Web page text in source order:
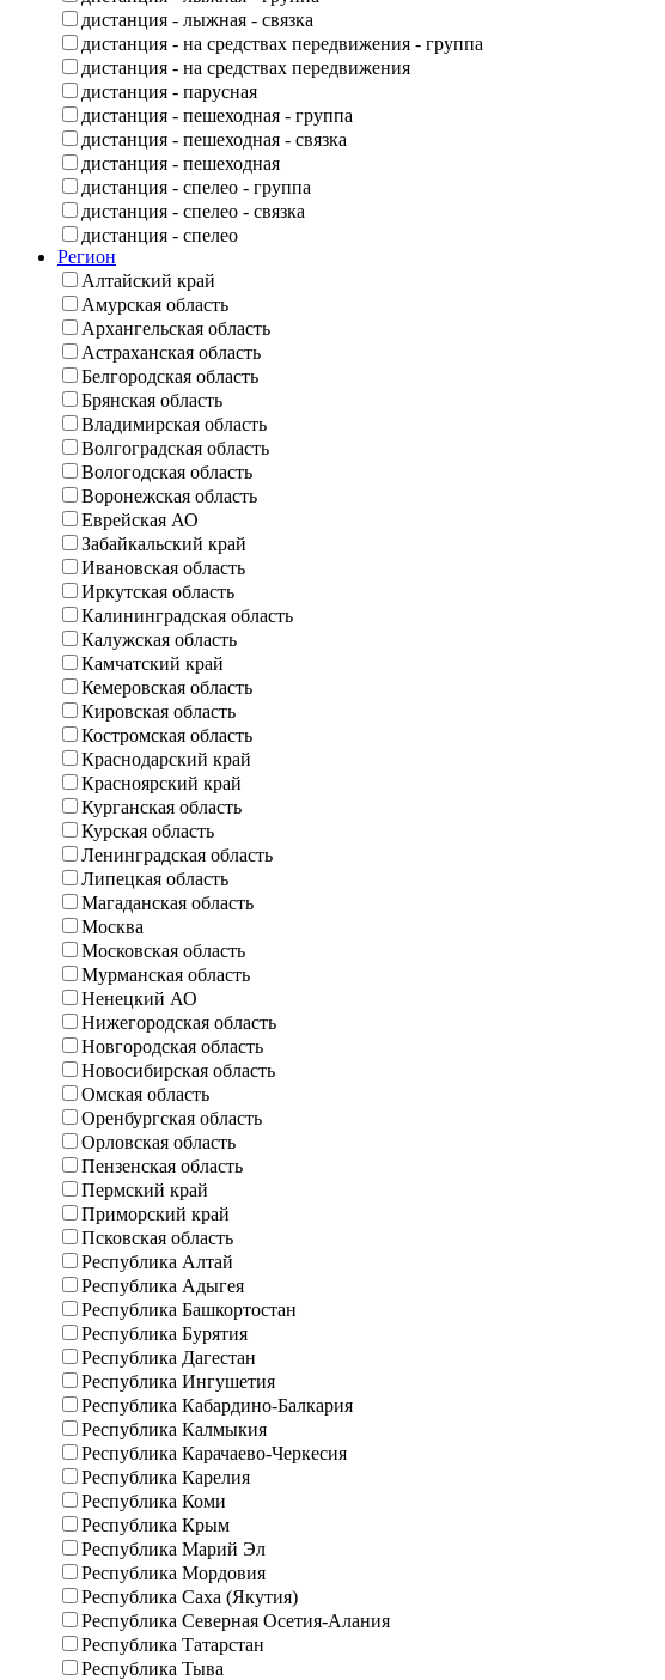
дистанция - лыжная - связка
дистанция - на средствах передвижения - группа
дистанция - на средствах передвижения
дистанция - парусная
дистанция - пешеходная - группа
дистанция - пешеходная - связка
дистанция - пешеходная
дистанция - спелео - группа
дистанция - спелео - связка
дистанция - спелео
Регион
Алтайский край
Амурская область
Архангельская область
Астраханская область
Белгородская область
Брянская область
Владимирская область
Волгоградская область
Вологодская область
Воронежская область
Еврейская АО
Забайкальский край
Ивановская область
Иркутская область
Калининградская область
Калужская область
Камчатский край
Кемеровская область
Кировская область
Костромская область
Краснодарский край
Красноярский край
Курганская область
Курская область
Ленинградская область
Липецкая область
Магаданская область
Москва
Московская область
Мурманская область
Ненецкий АО
Нижегородская область
Новгородская область
Новосибирская область
Омская область
Оренбургская область
Орловская область
Пензенская область
Пермский край
Приморский край
Псковская область
Республика Алтай
Республика Адыгея
Республика Башкортостан
Республика Бурятия
Республика Дагестан
Республика Ингушетия
Республика Кабардино-Балкария
Республика Калмыкия
Республика Карачаево-Черкесия
Республика Карелия
Республика Коми
Республика Крым
Республика Марий Эл
Республика Мордовия
Республика Саха (Якутия)
Республика Северная Осетия-Алания
Республика Татарстан
Республика Тыва